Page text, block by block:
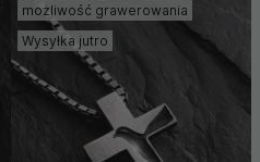
możliwość grawerowania
Wysyłka jutro